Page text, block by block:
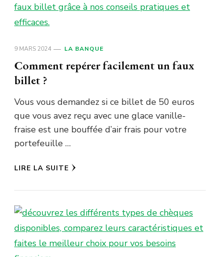
9 MARS 2024 LA BANQUE
Comment repérer facilement un faux
billet ?
Vous vous demandez si ce billet de 50 euros
que vous avez reçu avec une glace vanille-
fraise est une bouffée d’air frais pour votre
portefeuille …
LIRE LA SUITE